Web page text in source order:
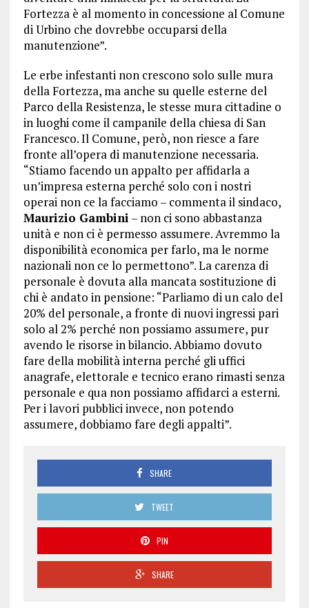
Fortezza è al momento in concessione al Comune
di Urbino che dovrebbe occuparsi della
manutenzione”.
Le erbe infestanti non crescono solo sulle mura
della Fortezza, ma anche su quelle esterne del
Parco della Resistenza, le stesse mura cittadine o
in luoghi come il campanile della chiesa di San
Francesco. Il Comune, però, non riesce a fare
fronte all’opera di manutenzione necessaria.
“Stiamo facendo un appalto per affidarla a
un’impresa esterna perché solo con i nostri
operai non ce la facciamo – commenta il sindaco,
Maurizio Gambini – non ci sono abbastanza
unità e non ci è permesso assumere. Avremmo la
disponibilità economica per farlo, ma le norme
nazionali non ce lo permettono”. La carenza di
personale è dovuta alla mancata sostituzione di
chi è andato in pensione: “Parliamo di un calo del
20% del personale, a fronte di nuovi ingressi pari
solo al 2% perché non possiamo assumere, pur
avendo le risorse in bilancio. Abbiamo dovuto
fare della mobilità interna perché gli uffici
anagrafe, elettorale e tecnico erano rimasti senza
personale e qua non possiamo affidarci a esterni.
Per i lavori pubblici invece, non potendo
assumere, dobbiamo fare degli appalti”.
SHARE
TWEET
PIN
SHARE